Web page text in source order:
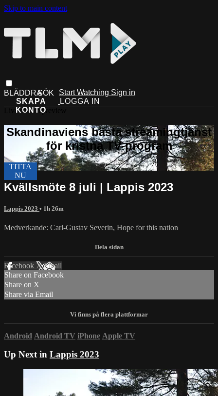
Skip to main content
Start Watching Sign in
Live stream preview
Kvällsmöte 8 juli | Lappis 2023
Lappis 2023 • 1h 26m
Medverkande: Carl-Gustav Severin, Hope for this nation
Facebook XEmail
Share on Facebook
Share on X
Share via Email
Android Android TV iPhone Apple TV
Up Next in Lappis 2023